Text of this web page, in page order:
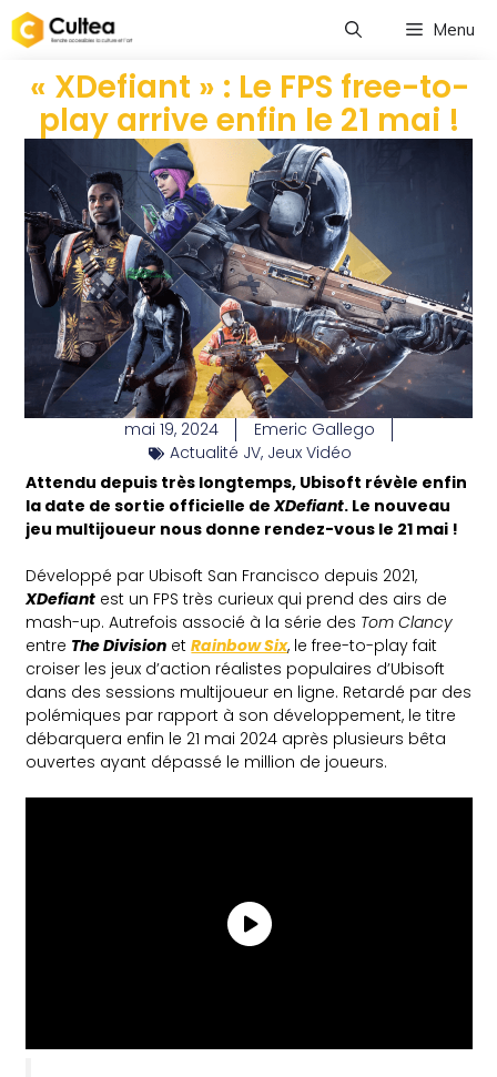
Menu
« XDefiant » : Le FPS free-to-
play arrive enfin le 21 mai !
mai 19, 2024
Emeric Gallego
Actualité JV, Jeux Vidéo
Attendu depuis très longtemps, Ubisoft révèle enfin
la date de sortie officielle deXDefiant. Le nouveau
jeu multijoueur nous donne rendez-vous le 21 mai !
Développé par Ubisoft San Francisco depuis 2021,
XDefiant est un FPS très curieux qui prend des airs de
mash-up. Autrefois associé à la série des Tom Clancy
entre The Division etRainbow Six, le free-to-play fait
croiser les jeux d’action réalistes populaires d’Ubisoft
dans des sessions multijoueur en ligne. Retardé par des
polémiques par rapport à son développement, le titre
débarquera enfin le 21 mai 2024 après plusieurs bêta
ouvertes ayant dépassé le million de joueurs.